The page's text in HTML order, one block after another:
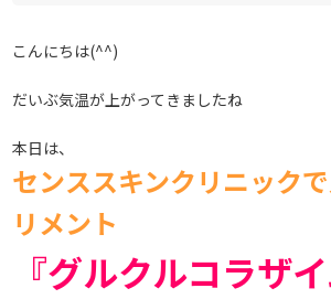
こんにちは(^^)
だいぶ気温が上がってきましたね
本日は、
センススキンクリニック
リメント
『グルクルコラザ